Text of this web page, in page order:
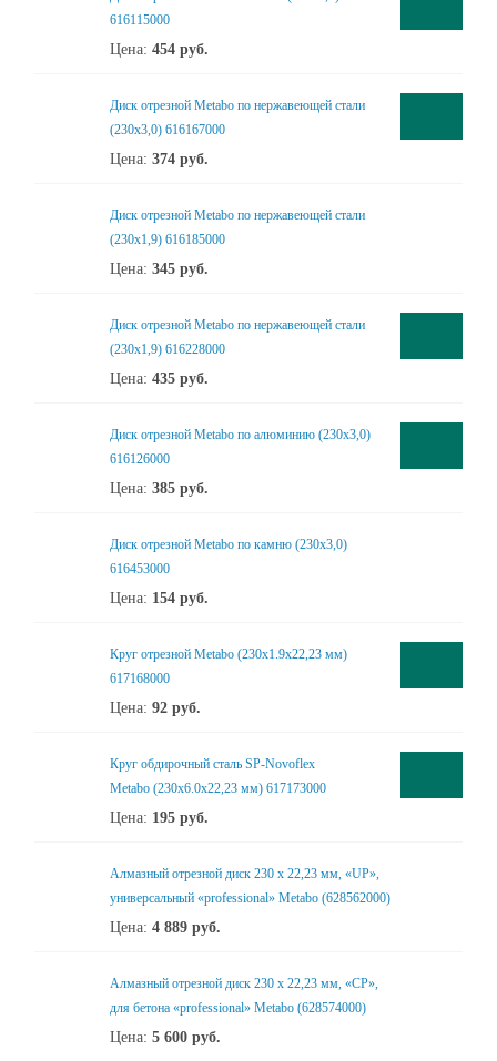
616115000
Цена: 454 руб.
Диск отрезной Metabo по нержавеющей стали
(230x3,0) 616167000
Цена: 374 руб.
Диск отрезной Metabo по нержавеющей стали
(230x1,9) 616185000
Цена: 345 руб.
Диск отрезной Metabo по нержавеющей стали
(230x1,9) 616228000
Цена: 435 руб.
Диск отрезной Metabo по алюминию (230x3,0)
616126000
Цена: 385 руб.
Диск отрезной Metabo по камню (230х3,0)
616453000
Цена: 154 руб.
Круг отрезной Metabo (230x1.9x22,23 мм)
617168000
Цена: 92 руб.
Круг обдирочный сталь SP-Novoflex
Metabo (230x6.0x22,23 мм) 617173000
Цена: 195 руб.
Алмазный отрезной диск 230 x 22,23 мм, «UP»,
универсальный «professional» Metabo (628562000)
Цена: 4 889 руб.
Алмазный отрезной диск 230 x 22,23 мм, «CP»,
для бетона «professional» Metabo (628574000)
Цена: 5 600 руб.